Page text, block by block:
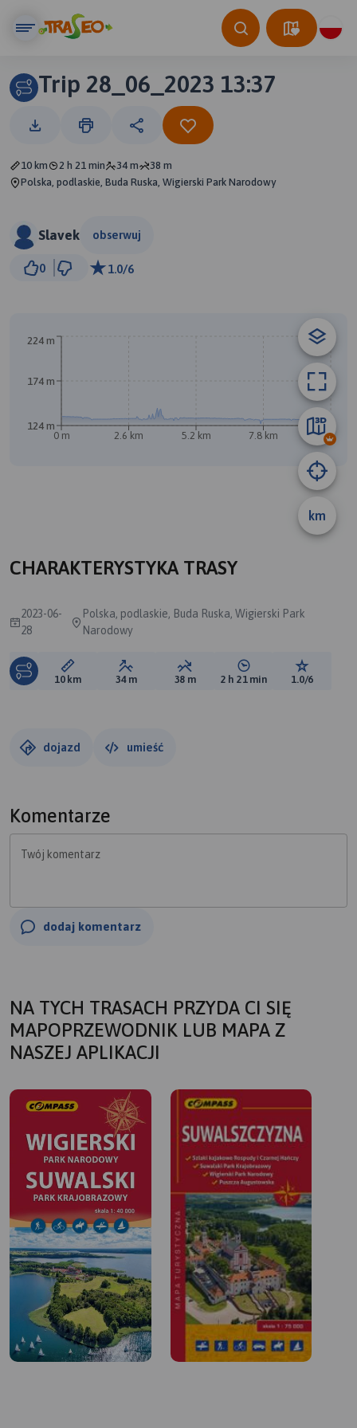
Trip 28_06_2023 13:37
10 km 2 h 21 min 34 m
38 m
Polska, podlaskie, Buda Ruska, Wigierski Park Narodowy
Slavek obserwuj
0 1.0/6
A
km
0 m 2.6 km 5.2 km 7.8 km 10 km
124 m
174 m
224 m
CHARAKTERYSTYKA TRASY
2023-06-
28
Polska, podlaskie, Buda Ruska, Wigierski Park
Narodowy
Długość trasy:
10 km Suma przewyższeń:
34 m Suma spadków:
38 m Średni czas potrzebny
2 h 21 min Ocena
1.0/6
dojazd umieść
Komentarze
Twój komentarz
dodaj komentarz
NA TYCH TRASACH PRZYDA CI SIĘ
MAPOPRZEWODNIK LUB MAPA Z
NASZEJ APLIKACJI